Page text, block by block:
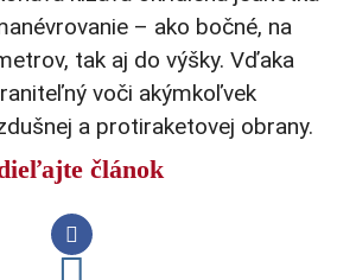
– ako bočné, na
tak aj do výšky. Vďaka
voči akýmkoľvek
a protiraketovej obrany.
článok